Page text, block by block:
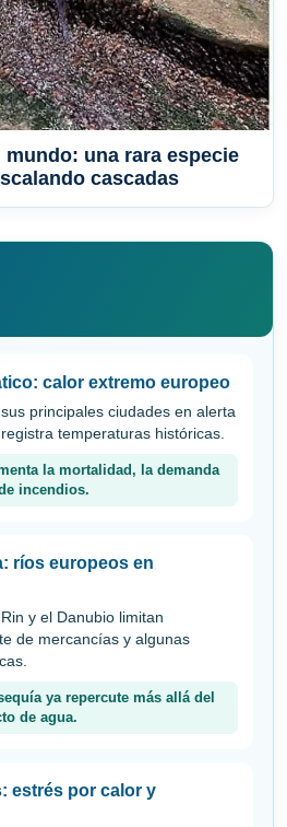
una rara especie
cascadas
calor extremo europeo
principales ciudades en alerta
temperaturas históricas.
la mortalidad, la demanda
incendios.
ríos europeos en
y el Danubio limitan
de mercancías y algunas
ya repercute más allá del
de agua.
estrés por calor y